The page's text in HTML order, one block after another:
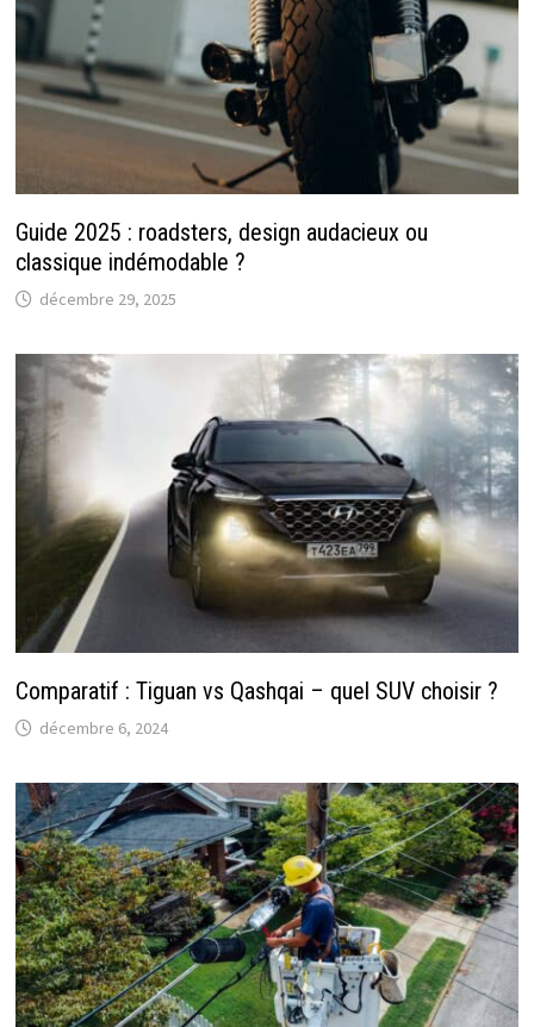
Guide 2025 : roadsters, design audacieux ou
classique indémodable ?
décembre 29, 2025
Comparatif : Tiguan vs Qashqai – quel SUV choisir ?
décembre 6, 2024